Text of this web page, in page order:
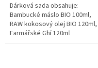
Dárková sada obsahuje:
Bambucké máslo BIO 100ml,
RAW kokosový olej BIO 120ml,
Farmářské Ghí 120ml